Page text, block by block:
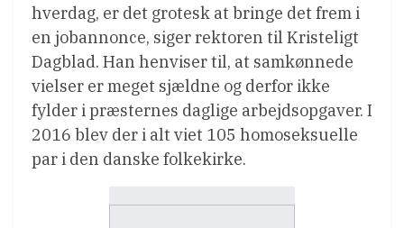
hverdag, er det grotesk at bringe det frem i
en jobannonce, siger rektoren til Kristeligt
Dagblad. Han henviser til, at samkønnede
vielser er meget sjældne og derfor ikke
fylder i præsternes daglige arbejdsopgaver. I
2016 blev der i alt viet 105 homoseksuelle
par i den danske folkekirke.